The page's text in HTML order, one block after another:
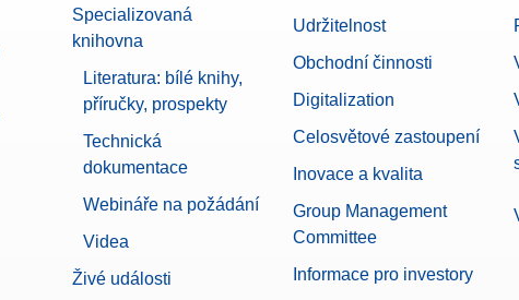
Specializovaná
knihovna
Literatura: bílé knihy,
příručky, prospekty
Technická
dokumentace
Webináře na požádání
Videa
Živé události
Udržitelnost
Obchodní činnosti
Digitalization
Celosvětové zastoupení
Inovace a kvalita
Group Management
Committee
Informace pro investory